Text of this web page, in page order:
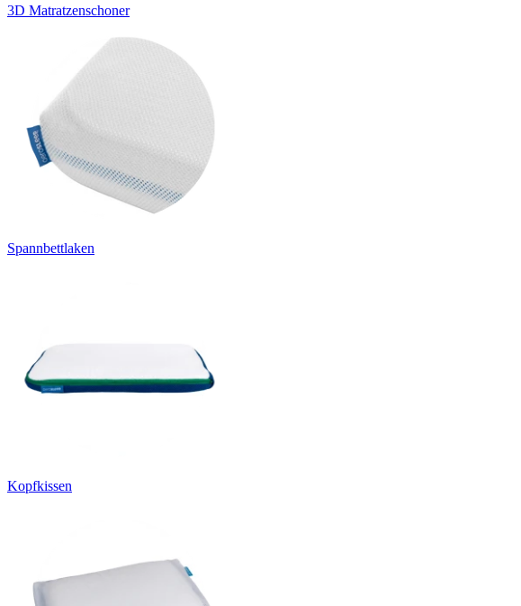
3D Matratzenschoner
Spannbettlaken
Kopfkissen